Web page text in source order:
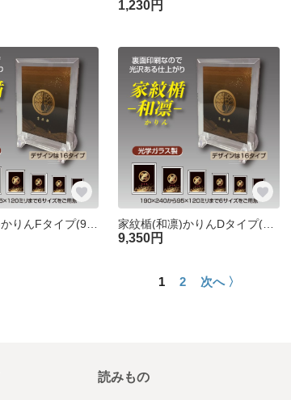
1,230円
家紋楯(和凛)かりんFタイプ(95×120mm)[オーダーメイド] 家紋楯(和凛)かりんDタイプ(125×160mm)[オーダーメイド]
9,350円
1 2 次へ 〉
読みもの